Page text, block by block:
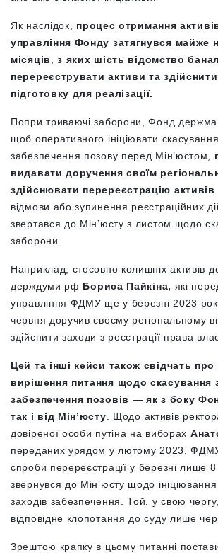
Як наслідок, процес отримання
управління Фонду затягнувся майже
місяців
з яких шість відомство
перереєструвати активи та
підготовку для реалізації.
Попри триваючі заборони, Фонд
щоб оперативного ініціювати
забезпечення позову перед Мін’юстом,
видавати доручення своїм
здійснювати перереєстрацію активів
відмови або зупинення реєстраційних
звертався до Мін’юсту з листом щодо
заборони.
Наприклад, стосовно колишніх активів
держдуми рф Бориса Пайкіна, які
управління ФДМУ ще у березні 2023
червня доручив своєму регіональному
здійснити заходи з реєстрації права
Цей та інші кейси також свідчать про
вирішення питання щодо скасування
забезпечення позовів — як з боку
так і від Мін’юсту . Щодо активів
довіреної особи путіна на виборах
переданих урядом у лютому 2023, ФДМУ
спроби перереєстрації у березні лише
звернувся до Мін’юсту щодо
заходів забезпечення. Той, у свою
відповідне клопотання до суду лише
Зрештою крапку в цьому питанні